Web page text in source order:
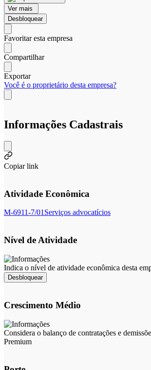
Ver mais
Desbloquear
Favoritar esta empresa
Compartilhar
Exportar
Você é o proprietário desta empresa?
Informações Cadastrais
Copiar link
Atividade Econômica
M-6911-7/01 Serviços advocatícios
Nível de Atividade
Indica o nível de atividade econômica desta
Desbloquear
Crescimento Médio
Considera o balanço de contratações e
Premium